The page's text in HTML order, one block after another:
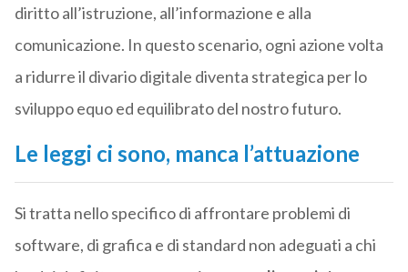
diritto all’istruzione, all’informazione e alla
comunicazione. In questo scenario, ogni azione volta
a ridurre il divario digitale diventa strategica per lo
sviluppo equo ed equilibrato del nostro futuro.
Le leggi ci sono, manca l’attuazione
Si tratta nello specifico di affrontare problemi di
software, di grafica e di standard non adeguati a chi